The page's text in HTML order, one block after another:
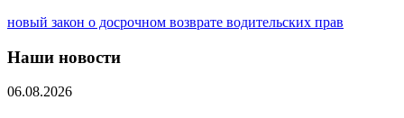
новый закон о досрочном возврате водительских прав
Наши новости
06.08.2026